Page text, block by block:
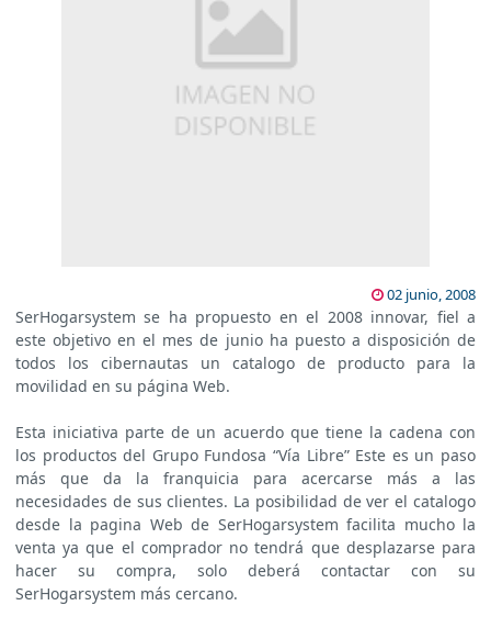
02 junio, 2008
SerHogarsystem se ha propuesto en el 2008 innovar, fiel a
este objetivo en el mes de junio ha puesto a disposición de
todos los cibernautas un catalogo de producto para la
movilidad en su página Web.
Esta iniciativa parte de un acuerdo que tiene la cadena con
los productos del Grupo Fundosa “Vía Libre” Este es un paso
más que da la franquicia para acercarse más a las
necesidades de sus clientes. La posibilidad de ver el catalogo
desde la pagina Web de SerHogarsystem facilita mucho la
venta ya que el comprador no tendrá que desplazarse para
hacer su compra, solo deberá contactar con su
SerHogarsystem más cercano.